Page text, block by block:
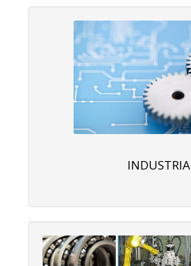
INDUSTRIA